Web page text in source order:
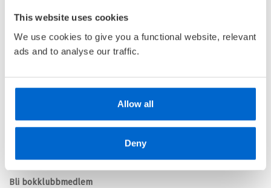
This website uses cookies
We use cookies to give you a functional website, relevant
ads and to analyse our traffic.
Allow all
Deny
Barnas Egen Bokverden – 100% leselyst!
• Alltid lave priser og maks rabatt
• Alltid godetilbudmed knallpriser
Bli bokklubbmedlem